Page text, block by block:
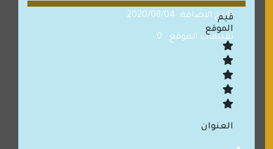
تاريخ الاضافة: 2020/08/04
تقييمات الموقع : 0
قيم
الموقع
العنوان